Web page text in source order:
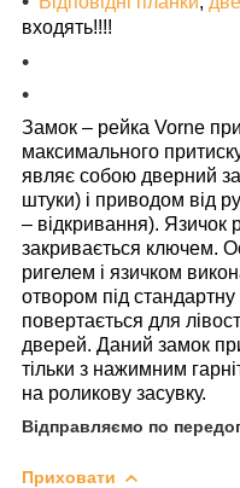
входять!!!!
Замок – рейка Vorne
максимального
являє собою дверний
штуки) і приводом від
– відкривання). Язичок
закривається ключем.
ригелем і язичком
отвором під
повертається для
дверей. Даний замок
тільки з нажимним
на роликову засувку.
Відправляємо по
Приховати